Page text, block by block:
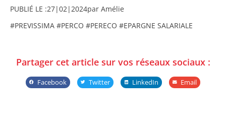
PUBLIÉ LE :27|02|2024par Amélie
#PREVISSIMA #PERCO #PERECO #EPARGNE SALARIALE
Partager cet article sur vos réseaux sociaux :
Facebook Twitter LinkedIn Email